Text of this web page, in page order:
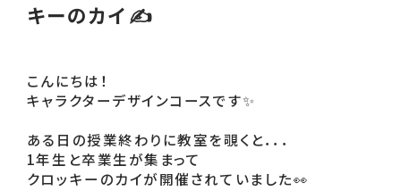
キーのカイ✍
こんにちは！
キャラクターデザインコースです✨
ある日の授業終わりに教室を覗くと．．．
1年生と卒業生が集まって
クロッキーのカイが開催されていました👀